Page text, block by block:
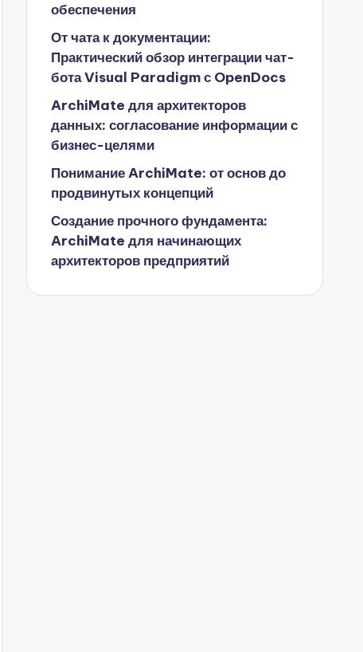
обеспечения
От чата к документации:
Практический обзор интеграции чат-
бота Visual Paradigm с OpenDocs
ArchiMate для архитекторов
данных: согласование информации с
бизнес-целями
Понимание ArchiMate: от основ до
продвинутых концепций
Создание прочного фундамента:
ArchiMate для начинающих
архитекторов предприятий